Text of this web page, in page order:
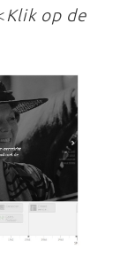
Klik op de